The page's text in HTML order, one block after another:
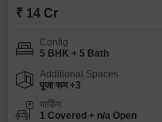
₹ 14 Cr
Config
5 BHK + 5 Bath
Additional Spaces
पूजा रूम +3
पार्किंग
1 Covered + n/a Open